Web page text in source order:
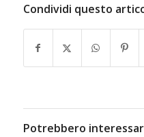
Condividi questo
Potrebbero